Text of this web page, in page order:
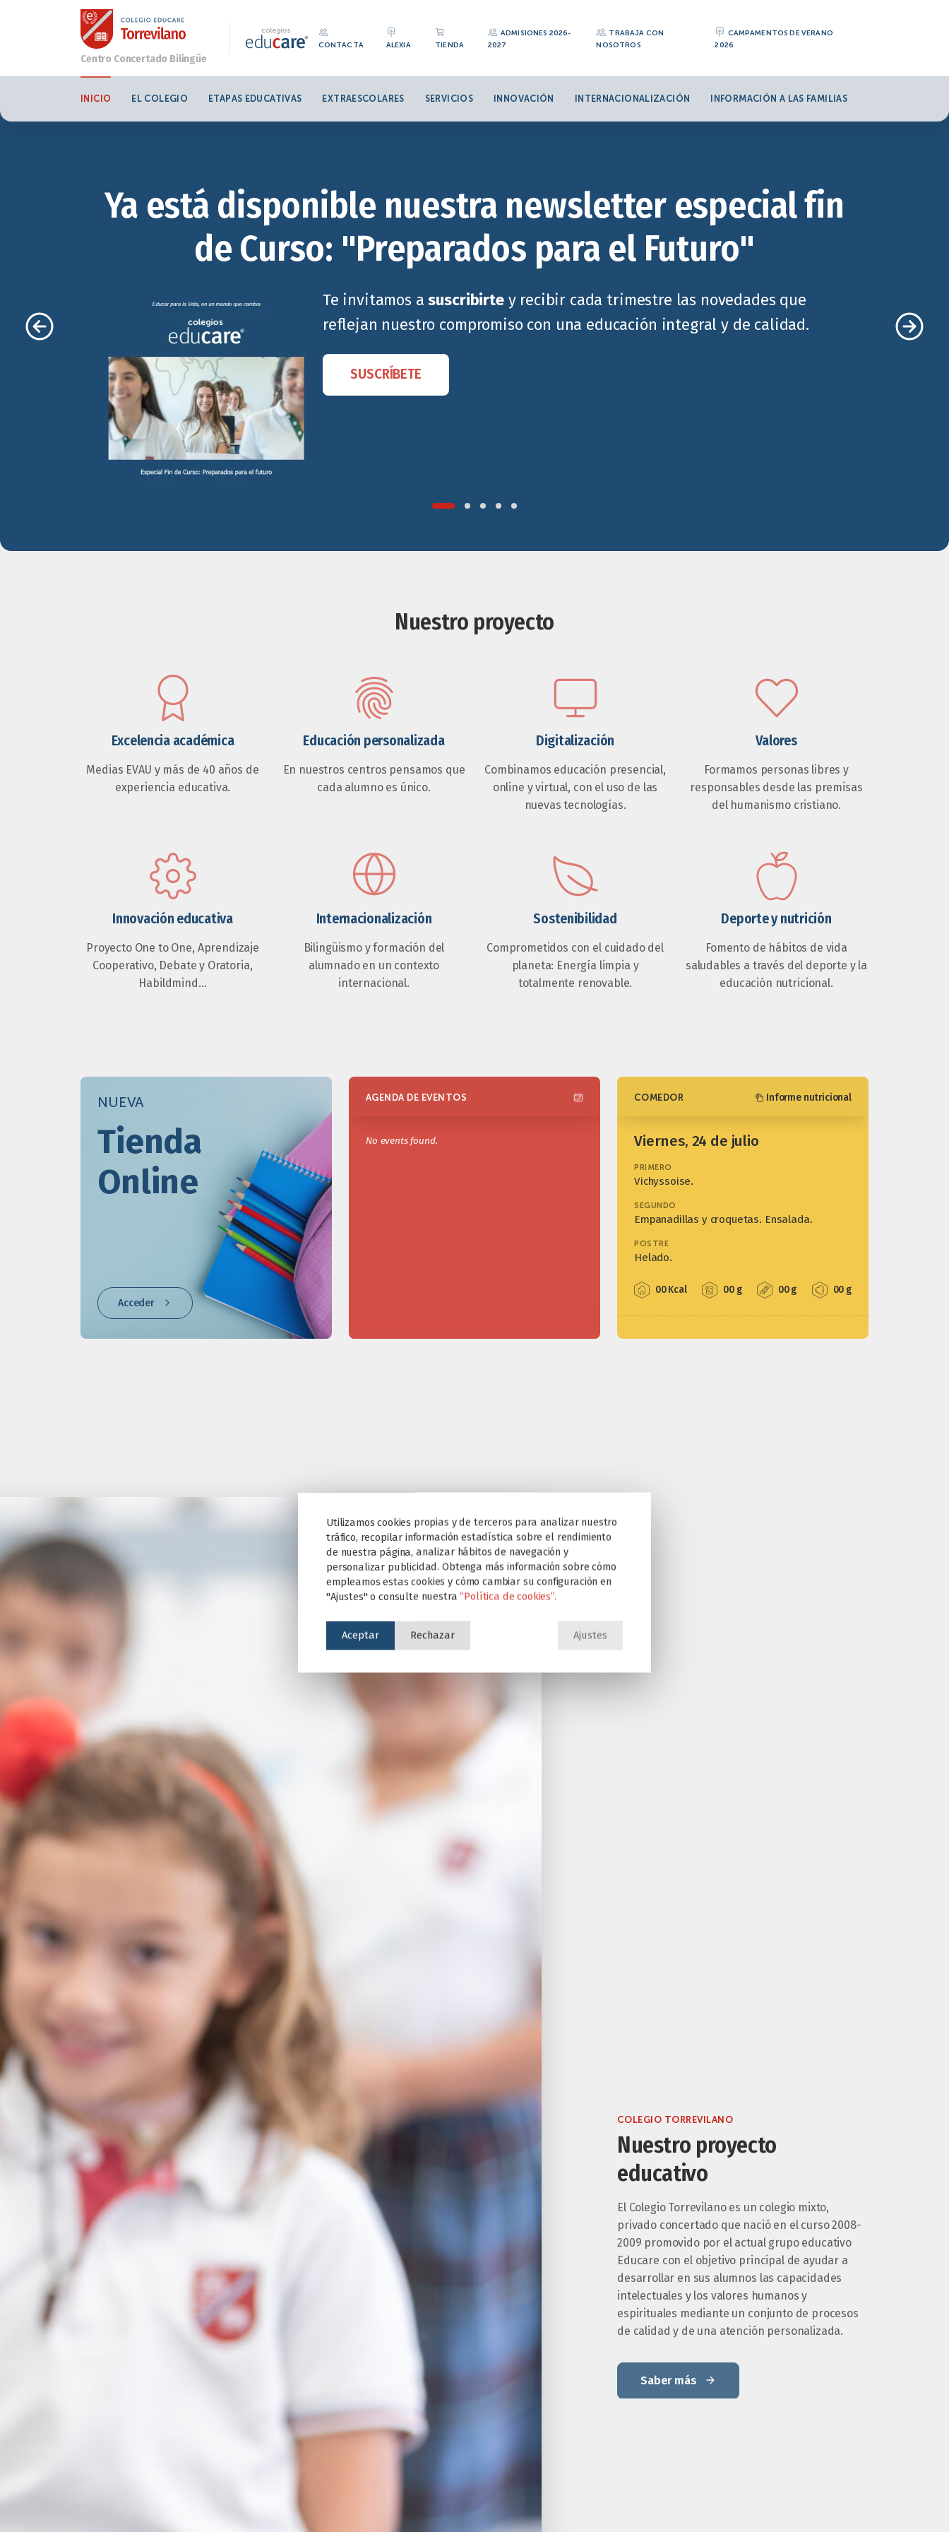
CONTACTA ALEXIA TIENDA
ADMISIONES 2026-
2027
TRABAJA CON
NOSOTROS
CAMPAMENTOS DE VERANO
2026
INICIO EL COLEGIO ETAPAS EDUCATIVAS EXTRAESCOLARES SERVICIOS INNOVACIÓN INTERNACIONALIZACIÓN INFORMACIÓN A LAS FAMILIAS
Ya está disponible nuestra newsletter especial fin
de Curso: "Preparados para el Futuro"
Te invitamos asuscribirtey recibir cada trimestre las novedades que
reflejan nuestro compromiso con una educación integral y de calidad.
SUSCRÍBETE
Nuestro proyecto
Excelencia académica
Medias EVAU y más de 40 años de
experiencia educativa.
Educación personalizada
En nuestros centros pensamos que
cada alumno es único.
Digitalización
Combinamos educación presencial,
online y virtual, con el uso de las
nuevas tecnologías.
Valores
Formamos personas libres y
responsables desde las premisas
del humanismo cristiano.
Innovación educativa
Proyecto One to One, Aprendizaje
Cooperativo, Debate y Oratoria,
Habildmind…
Internacionalización
Bilingüismo y formación del
alumnado en un contexto
internacional.
Sostenibilidad
Comprometidos con el cuidado del
planeta: Energía limpia y
totalmente renovable.
Deporte y nutrición
Fomento de hábitos de vida
saludables a través del deporte y la
educación nutricional.
NUEVA
Tienda
Online
Acceder
AGENDA DE EVENTOS
No events found.
COMEDOR Informe nutricional
viernes, 24 de julio
PRIMERO
Vichyssoise.
SEGUNDO
Empanadillas y croquetas. Ensalada.
POSTRE
Helado.
00 Kcal 00 g 00 g 00 g
COLEGIO TORREVILANO
Nuestro proyecto
educativo
El Colegio Torrevilano es un colegio mixto,
privado concertado que nació en el curso 2008-
2009 promovido por el actual grupo educativo
Educare con el objetivo principal de ayudar a
desarrollar en sus alumnos las capacidades
intelectuales y los valores humanos y
espirituales mediante un conjunto de procesos
de calidad y de una atención personalizada.
Saber más
Utilizamos cookies propias y de terceros para analizar nuestro
tráfico, recopilar información estadística sobre el rendimiento
de nuestra página, analizar hábitos de navegación y
personalizar publicidad. Obtenga más información sobre cómo
empleamos estas cookies y cómo cambiar su configuración en
"Ajustes" o consulte nuestra“Política de cookies”.
Aceptar Rechazar Ajustes